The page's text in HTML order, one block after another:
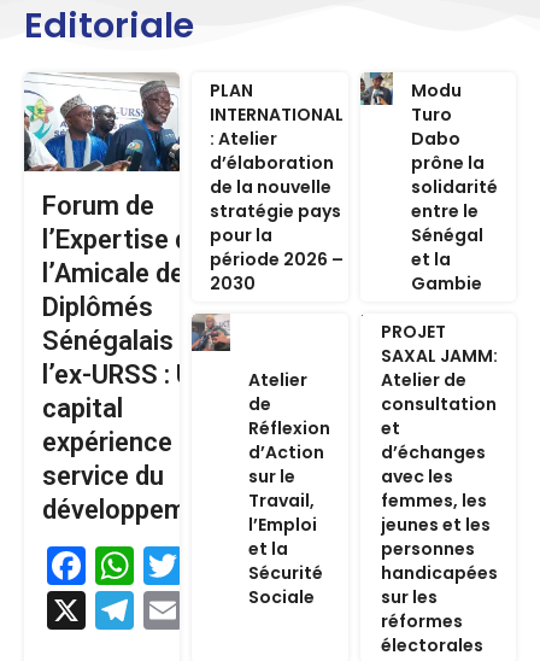
Editoriale
Forum de
l’Expertise de
l’Amicale des
Diplômés
Sénégalais de
l’ex-URSS : Un
capital
expérience au
service du
développement
Facebook
WhatsApp
Twitter
X
Telegram
Email
PLAN
INTERNATIONAL
: Atelier
d’élaboration
de la nouvelle
stratégie pays
pour la
période 2026 –
2030
Modu
Turo
Dabo
prône la
solidarité
entre le
Sénégal
et la
Gambie
Atelier
de
Réflexion
d’Action
sur le
Travail,
l’Emploi
et la
Sécurité
Sociale
PROJET
SAXAL JAMM:
Atelier de
consultation
et
d’échanges
avec les
femmes, les
jeunes et les
personnes
handicapées
sur les
réformes
électorales